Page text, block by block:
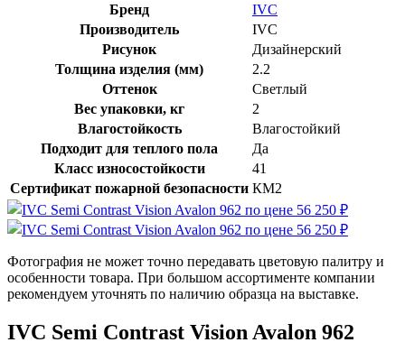
Бренд
IVC
Производитель
IVC
Рисунок
Дизайнерский
Толщина изделия (мм)
2.2
Оттенок
Светлый
Вес упаковки, кг
2
Влагостойкость
Влагостойкий
Подходит для теплого пола
Да
Класс износостойкости
41
Сертификат пожарной безопасности КМ2
Фотография не может точно передавать цветовую палитру и
особенности товара. При большом ассортименте компании
рекомендуем уточнять по наличию образца на выставке.
IVC Semi Contrast Vision Avalon 962